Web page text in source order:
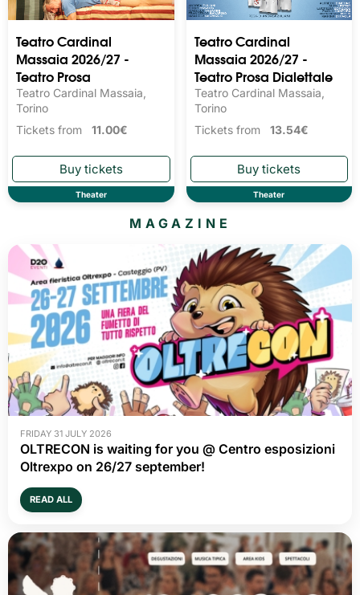
Teatro Cardinal
Massaia 2026/27 -
Teatro Prosa
Teatro Cardinal Massaia,
Torino
Tickets from 11.00€
Theater
Teatro Cardinal
Massaia 2026/27 -
Teatro Prosa Dialettale
Teatro Cardinal Massaia,
Torino
Tickets from 13.54€
Theater
MAGAZINE
FRIDAY 31 JULY 2026
OLTRECON is waiting for you @ Centro esposizioni
Oltrexpo on 26/27 september!
READ ALL